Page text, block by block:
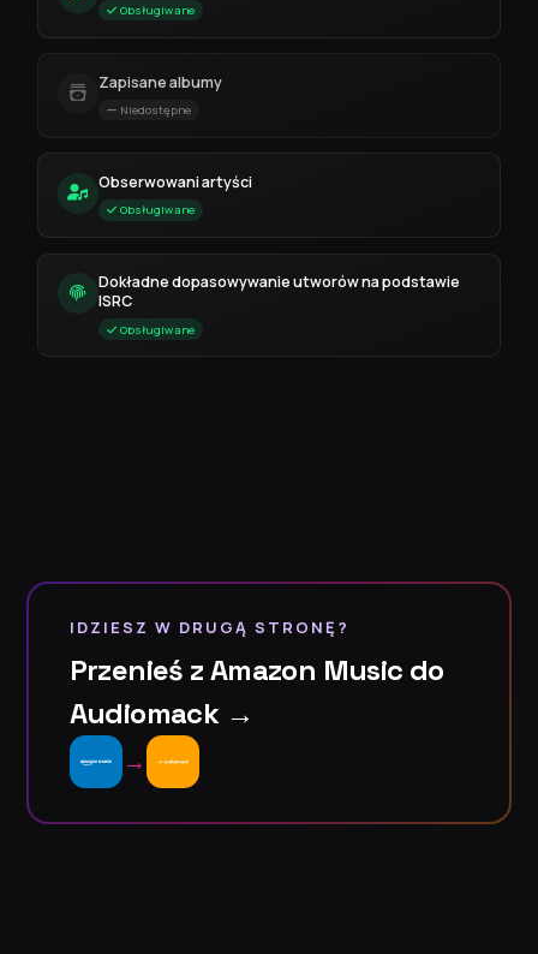
Obsługiwane
Zapisane albumy
Niedostępne
Obserwowani artyści
Obsługiwane
Dokładne dopasowywanie utworów na podstawie
ISRC
Obsługiwane
IDZIESZ W DRUGĄ STRONĘ?
Przenieś z Amazon Music do
Audiomack →
→